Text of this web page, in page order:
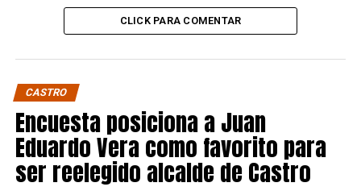
CLICK PARA COMENTAR
CASTRO
Encuesta posiciona a Juan
Eduardo Vera como favorito para
ser reelegido alcalde de Castro